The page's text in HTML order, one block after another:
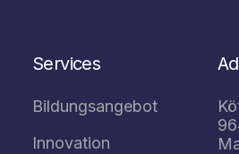
Services
Bildungsangebot
Innovation